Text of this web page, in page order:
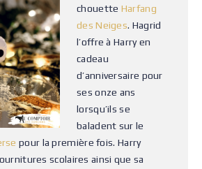
chouette Harfang
des Neiges. Hagrid
l’offre à Harry en
cadeau
d’anniversaire pour
ses onze ans
lorsqu’ils se
baladent sur le
pour la première fois. Harry
scolaires ainsi que sa